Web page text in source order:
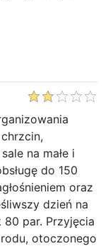
na małe i
do 150
oraz
dzień na
par. Przyjęcia
otoczonego